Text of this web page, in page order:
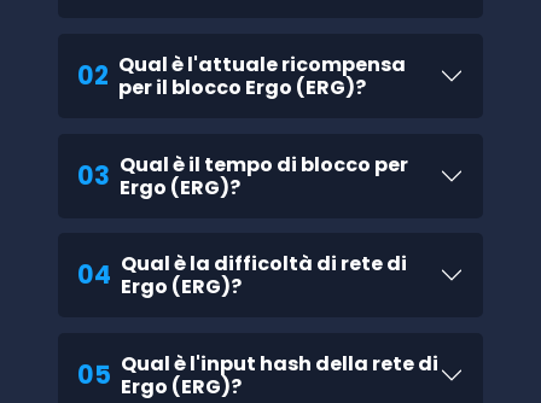
02 Qual è l'attuale ricompensa
per il blocco Ergo (ERG)?
03 Qual è il tempo di blocco per
Ergo (ERG)?
04 Qual è la difficoltà di rete di
Ergo (ERG)?
05 Qual è l'input hash della rete di
Ergo (ERG)?